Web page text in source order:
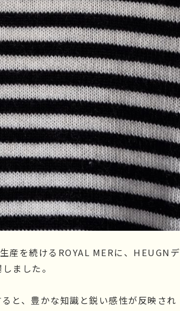
産を続けるROYAL MERに、HEUGNデ
ました。
と、豊かな知識と鋭い感性が反映され